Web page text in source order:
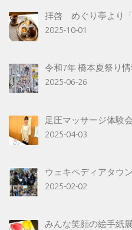
拝啓 めぐり亭より「
2025-10-01
令和7年 橋本夏祭り情
2025-06-26
足圧マッサージ体験
2025-04-03
ウェキペディアタウ
2025-02-02
みんな笑顔の絵手紙